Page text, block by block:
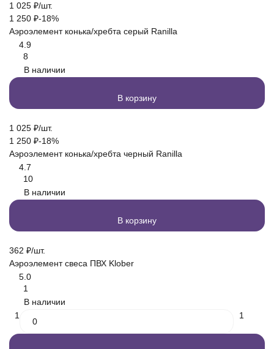
1 025 ₽/шт.
1 250 ₽-18%
Аэроэлемент конька/хребта серый Ranilla
4.9
8
В наличии
В корзину
1 025 ₽/шт.
1 250 ₽-18%
Аэроэлемент конька/хребта черный Ranilla
4.7
10
В наличии
В корзину
362 ₽/шт.
Аэроэлемент свеса ПВХ Klober
5.0
1
В наличии
1
1